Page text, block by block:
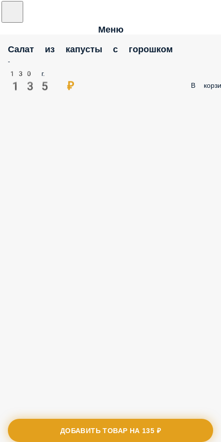
Меню
Салат из капусты с горошком
-
130 г.
135 ₽ В
ДОБАВИТЬ ТОВАР НА 135 ₽